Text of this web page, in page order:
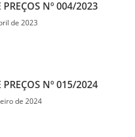
PREÇOS Nº 004/2023
de 2023
PREÇOS Nº 015/2024
de 2024